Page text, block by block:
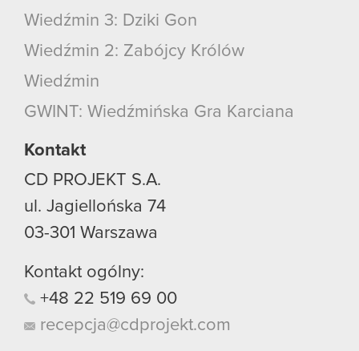
Wiedźmin 3: Dziki Gon
Wiedźmin 2: Zabójcy Królów
Wiedźmin
GWINT: Wiedźmińska Gra Karciana
Kontakt
CD PROJEKT S.A.
ul. Jagiellońska 74
03-301 Warszawa
Kontakt ogólny:
+48 22 519 69 00
recepcja@cdprojekt.com